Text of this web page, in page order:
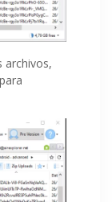
archivos,